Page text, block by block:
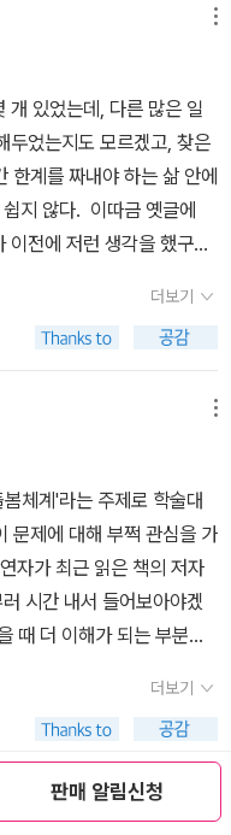
판매 알림신청
가의 시대적 사명'이라는
과도 친분이 있었다지만,
가 처음이었을지도 모르는
과연 둘 사이에 무슨 대화가
타계했으므로 그 내용은
류학의 고전”이라는 책 소
락이지만 20권 뽑으라고 했
횡단자들 혹은 비-재생산
나운 애착>우리에게 고닉
젖은 땅>인간을 보는 관점
우든 극좌든 모든 유튜브 맹
것들의 목록> 아름답고
무튼 최고. 추적단 불꽃, <
한국을 이토록 적나라하게
고 이대녀는 수습하고....
응원한다. 김소영, <어린
들이 읽어야 할 책. 서현
품. 남보라, 박주희, 전혼
게 해야 하는 것임을 증명
의 위치성을 잃어버리고 사
책.그나저나 토마스 베른
아준 사람 누구? 내적 친
셋트로 팔길래 사서 심었
진 찍어 보내주면서 이모
엽다고 답이 오더라. 바로
못하긔 ㅋㅋㅋㅋㅋㅋㅋㅋ
워 방토가 귀여워?'ㅋㅋㅋ
이렇게 답을 보냈다.'방
ㅋㅋㅋㅋ 어 그래. 방토가
샀다. <사무라이>도 곧 살
보다 사고 싶은 다른 책이
판된 책은 <통증 연대기>
내 육체에 찾아들게 되었
어느 순간, 아 이 통증들은
하게 되었다. 그러나, 통증
때 생각난게 이 <통증연대
싸게 팔고 있더라고요들?
았지만 긍정적 답변을 받
로서의 질병>을 읽자고 방
그리고 우리는 끊임없이 그
(그것이 상실이든 혹은 일
가 없다면, 어떻게든 그것을
성질이 결정 되는 거다. 이
았다. -내가 좋아했던 사람
까. 남자들도 때로 그렇겠지
도 장점으로 본다. 일명 콩
지 1급쯤 될꺼다- 예쁜 원
물론 내 돈으로는 결코 사
명품 가방도 사주니 친구들
스타일이 점점 그가 원하
않았다. 그러면서 사진도
을 거의 남기지 않은 이유
대한 맞추기 위해 나는 그
한 갖춰입고 약속장소에
자고 했다. 내 스타일이 마
고 했다. 안그래도 사귀는
가 죽으면 몸에서 사리가
말았다. 그리고 유예기간을
결심을 하고 그에게 정리
리며 진한 화장, 정장 스타
남성이 여성의 성 자체보
족을 얻는 이상 성욕의 하
을 전체인 것처럼 생각한
서만 선택하는 남성은 여성
, 그녀의 시각적이미지, 심
적 자아인 양 취급하는 것
지 모른다고.내가 바라는
지 않는 반복되는 다짐들.
들이 하나의 형태를 이뤄
도 실패를 거듭하고 포기에
럼 무기력과 자존감 하락
복될 수록 나를 약하게 만
하는 것은 거창한 사건이
것이겠지. 내가 나란 존재
강해지고 의지는 더욱 단단
하면서 도대체 뭘 할 수
기 안에서시작된다는 것
데 하...그 소중한 깨달음을
읽으면서 다시 뜨끔뜨끔
. 올해를 시작하면서- 더불
는 내게 영감을 주는 고수
을 여러권 시작했는데 결과
한(syo님 s
순간 또 내 안
고 좋은 습관으로 나의 매
여기서 더는 욕심내지 말
새를 찾아서.
개 있었는데, 다른 많은 일
두었는지도 모르겠고, 찾은
한계를 짜내야 하는 삶 안에
지 않다. 이따금 옛글에
전에 저런 생각을 했구나
각으로 저 책을 잡아보았
이라고는 보기는 어렵다.
도가 1997년으로 되어
쪽 Phillippa Foot의 이름
름 표기도 잘못되었다
즘의 흐름을 크게 여성해
des femmes https://
는 '혁명적 페미니스트' →
와 정신분석'(Politique et
프랑스 페미니즘으로 대
주요한 마디가 어떻게 페미
하고 있는데, 다룰 내용이
예술대학(UAL, https://e
을 구성
더보기
체계'라는 주제로 학술대
문제에 대해 부쩍 관심을 가
자가 최근 읽은 책의 저자
시간 내서 들어보아야겠
때 더 이해가 되는 부분이
큼이나 열심히 이야기를
이 조금씩 나오기 시작하고
장히 고무적인 일이다 싶고,
보 이보 전진하는 디딤돌
더보기